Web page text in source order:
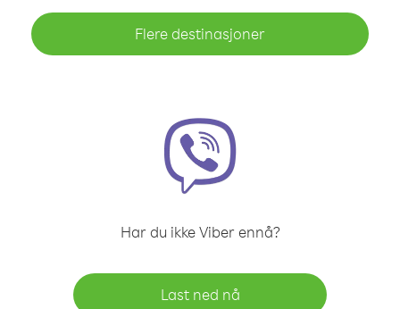
Flere destinasjoner
Har du ikke Viber ennå?
Last ned nå